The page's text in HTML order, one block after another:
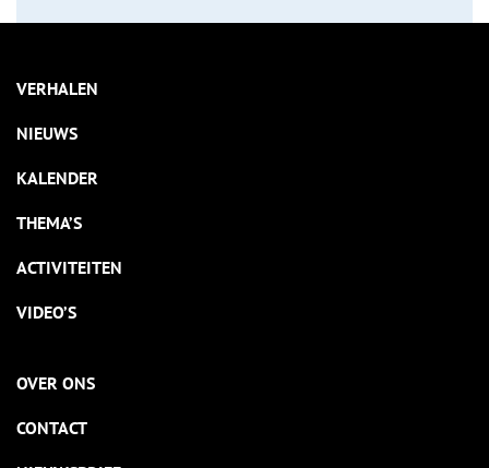
VERHALEN
NIEUWS
KALENDER
THEMA’S
ACTIVITEITEN
VIDEO’S
OVER ONS
CONTACT